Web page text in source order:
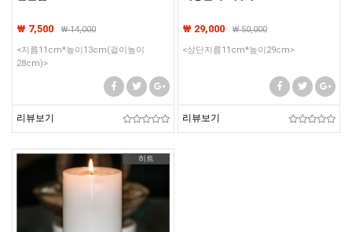
₩ 7,500 ₩14,000
<지름11cm*높이13cm(걸이높이
28cm)>
리뷰보기
₩ 29,000 ₩50,000
<상단지름11cm*높이29cm>
리뷰보기
히트